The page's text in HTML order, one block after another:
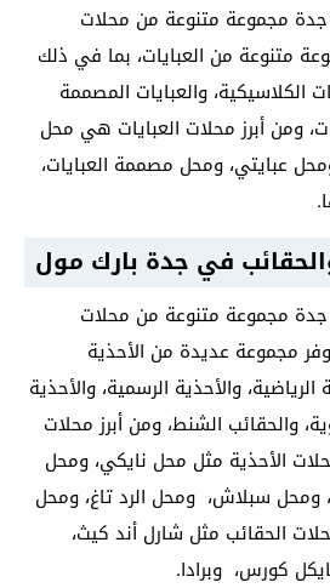
مجموعة متنوعة من محلات
متنوعة من العبايات، بما في ذلك
الكلاسيكية، والعبايات المصممة
ومن أبرز محلات العبايات هي محل
عبايتي، ومحل مصممة العبايات،
في جدة بارك مول
مجموعة متنوعة من محلات
مجموعة عديدة من الأحذية
الرياضية، والأحذية الرسمية، والأحذية
والحقائب الشنط، ومن أبرز محلات
الأحذية مثل محل نايكي، ومحل
سبلاش، ومحل الرد تاغ، ومحل
الحقائب مثل شارل أند كيث،
كورس، وبرادا.